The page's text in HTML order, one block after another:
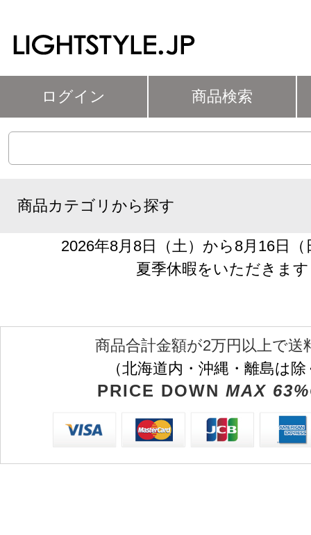
ログイン 商品検索
商品カテゴリから探す
2026年8月8日（土）から8月16日
夏季休暇をいただきます
商品合計金額が2万円以上で送
（北海道内・沖縄・離島は
PRICE DOWN MAX